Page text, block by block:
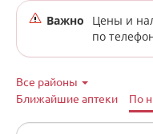
Важно
Цены и
по
Все районы
Ближайшие аптеки
По